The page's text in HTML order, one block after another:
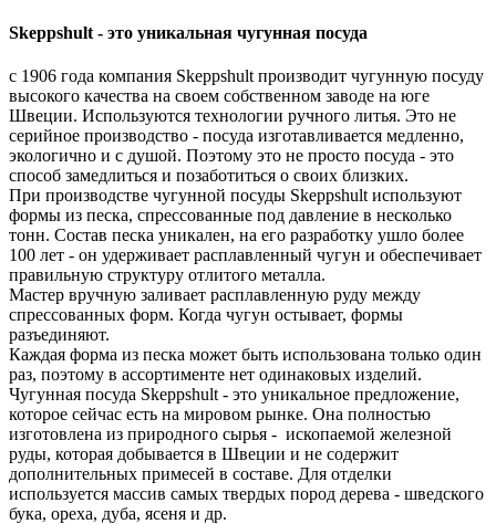
Skeppshult - это уникальная чугунная посуда
с 1906 года компания Skeppshult производит чугунную посуду
высокого качества на своем собственном заводе на юге
Швеции. Используются технологии ручного литья. Это не
серийное производство - посуда изготавливается медленно,
экологично и с душой. Поэтому это не просто посуда - это
способ замедлиться и позаботиться о своих близких.
При производстве чугунной посуды Skeppshult используют
формы из песка, спрессованные под давление в несколько
тонн. Состав песка уникален, на его разработку ушло более
100 лет - он удерживает расплавленный чугун и обеспечивает
правильную структуру отлитого металла.
Мастер вручную заливает расплавленную руду между
спрессованных форм. Когда чугун остывает, формы
разъединяют.
Каждая форма из песка может быть использована только один
раз, поэтому в ассортименте нет одинаковых изделий.
Чугунная посуда Skeppshult - это уникальное предложение,
которое сейчас есть на мировом рынке. Она полностью
изготовлена из природного сырья - ископаемой железной
руды, которая добывается в Швеции и не содержит
дополнительных примесей в составе. Для отделки
используется массив самых твердых пород дерева - шведского
бука, ореха, дуба, ясеня и др.